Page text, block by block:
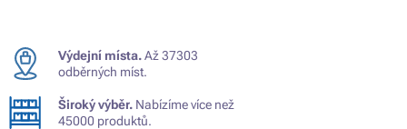
Výdejní místa.Až 37303
odběrných míst.
Široký výběr. Nabízíme více než
45000 produktů.